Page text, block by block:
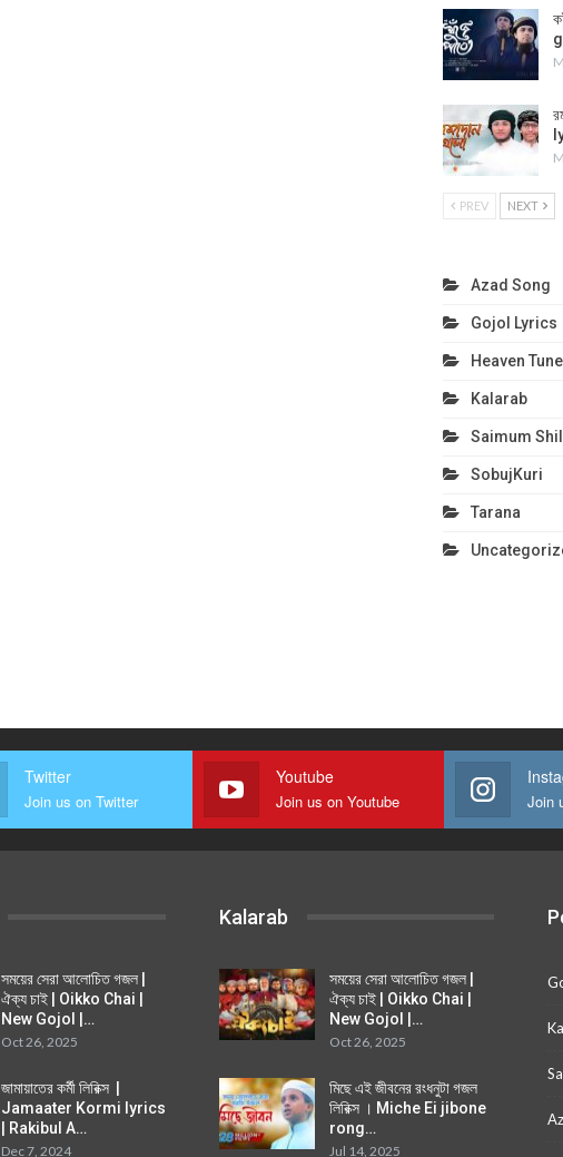
PREV NEXT
Azad Song
Gojol Lyrics
Heaven Tune
Kalarab
Saimum
SobujKuri
Tarana
Twitter
Join us on Twitter
Youtube
Join us on Youtube Join
সময়ের সেরা আলোচিত গজল |
ঐক্য চাই | Oikko Chai |
New Gojol |…
Oct 26, 2025
জামায়াতের কর্মী লিরিক্স |
Jamaater Kormi lyrics
| Rakibul A…
Dec 7, 2024
Kalarab
সময়ের সেরা আলোচিত গজল |
ঐক্য চাই | Oikko Chai |
New Gojol |…
Oct 26, 2025
মিছে এই জীবনের রংধনুটা গজল
লিরিক্স । Miche Ei jibone
rong…
Jul 14, 2025